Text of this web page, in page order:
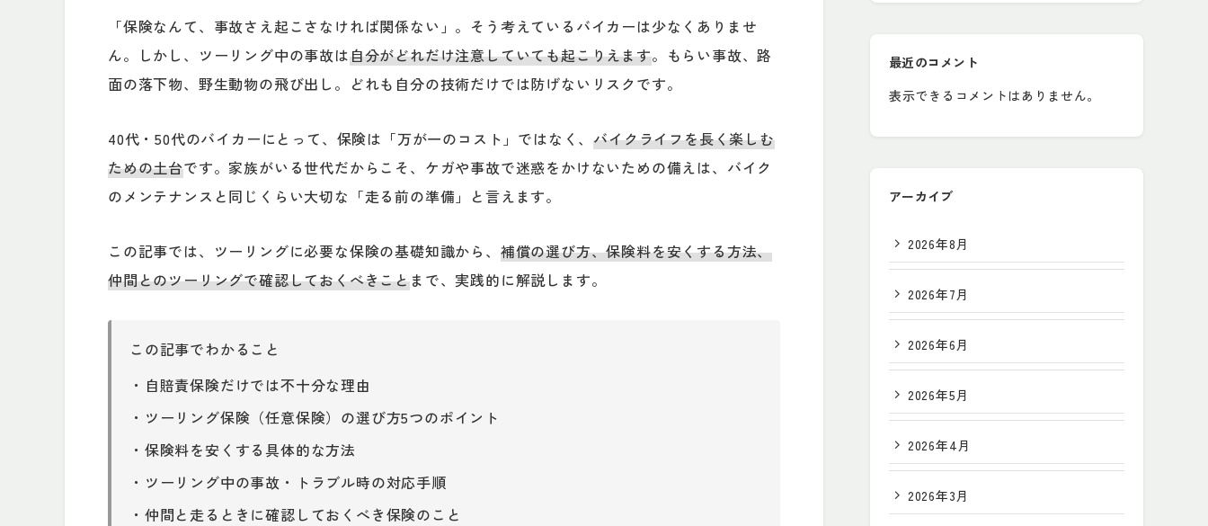
「保険なんて、事故さえ起こさなければ関係ない」。そう考えているバイカーは少なくありませ
ん。しかし、ツーリング中の事故は自分がどれだけ注意していても起こりえます。もらい事故、路
面の落下物、野生動物の飛び出し。どれも自分の技術だけでは防げないリスクです。
40代・50代のバイカーにとって、保険は「万が一のコスト」ではなく、バイクライフを長く楽しむ
ための土台です。家族がいる世代だからこそ、ケガや事故で迷惑をかけないための備えは、バイク
のメンテナンスと同じくらい大切な「走る前の準備」と言えます。
この記事では、ツーリングに必要な保険の基礎知識から、 補償の選び方、保険料を安くする方法、
仲間とのツーリングで確認しておくべきことまで、実践的に解説します。
この記事でわかること
・自賠責保険だけでは不十分な理由
・ツーリング保険（任意保険）の選び方5つのポイント
・保険料を安くする具体的な方法
・ツーリング中の事故・トラブル時の対応手順
・仲間と走るときに確認しておくべき保険のこと
最近のコメント
表示できるコメントはありません。
アーカイブ
2026年8月
2026年7月
2026年6月
2026年5月
2026年4月
2026年3月